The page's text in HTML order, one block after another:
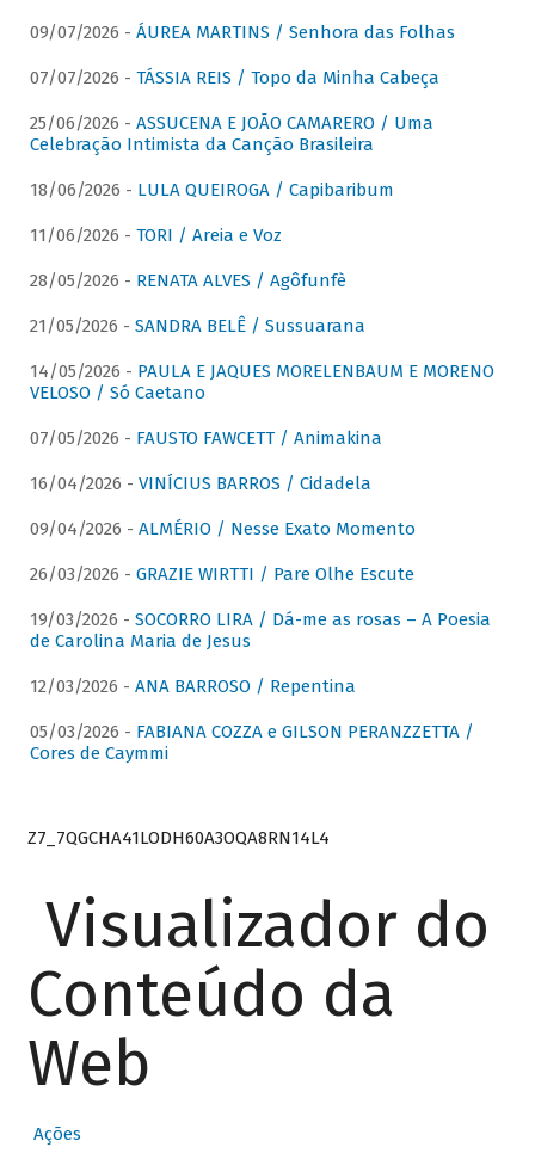
09/07/2026 - ÁUREA MARTINS / Senhora das Folhas
07/07/2026 - TÁSSIA REIS / Topo da Minha Cabeça
25/06/2026 - ASSUCENA E JOÃO CAMARERO / Uma
Celebração Intimista da Canção Brasileira
18/06/2026 - LULA QUEIROGA / Capibaribum
11/06/2026 - TORI / Areia e Voz
28/05/2026 - RENATA ALVES / Agôfunfè
21/05/2026 - SANDRA BELÊ / Sussuarana
14/05/2026 - PAULA E JAQUES MORELENBAUM E MORENO
VELOSO / Só Caetano
07/05/2026 - FAUSTO FAWCETT / Animakina
16/04/2026 - VINÍCIUS BARROS / Cidadela
09/04/2026 - ALMÉRIO / Nesse Exato Momento
26/03/2026 - GRAZIE WIRTTI / Pare Olhe Escute
19/03/2026 - SOCORRO LIRA / Dá-me as rosas – A Poesia
de Carolina Maria de Jesus
12/03/2026 - ANA BARROSO / Repentina
05/03/2026 - FABIANA COZZA e GILSON PERANZZETTA /
Cores de Caymmi
Z7_7QGCHA41LODH60A3OQA8RN14L4
Visualizador do
Conteúdo da
Web
Ações